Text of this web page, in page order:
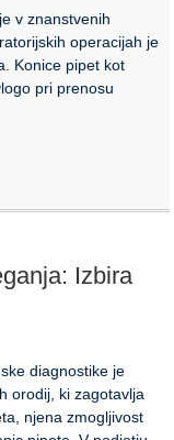
v znanstvenih
operacijah je
Konice pipet kot
pri prenosu
Izbira
diagnostike je
orodij, ki zagotavlja
njena zmogljivost